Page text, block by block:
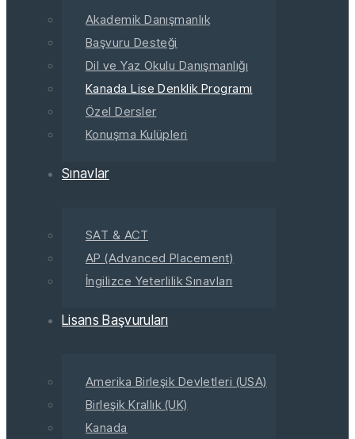
Akademik Danışmanlık
Başvuru Desteği
Dil ve Yaz Okulu Danışmanlığı
Kanada Lise Denklik Programı
Özel Dersler
Konuşma Kulüpleri
Sınavlar
SAT & ACT
AP (Advanced Placement)
İngilizce Yeterlilik Sınavları
Lisans Başvuruları
Amerika Birleşik Devletleri (USA)
Birleşik Krallık (UK)
Kanada